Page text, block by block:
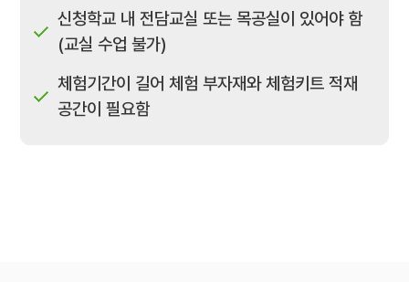
신청학교 내 전담교실 또는 목공실이 있어야 함
(교실 수업 불가)
체험기간이 길어 체험 부자재와 체험키트 적재
공간이 필요함